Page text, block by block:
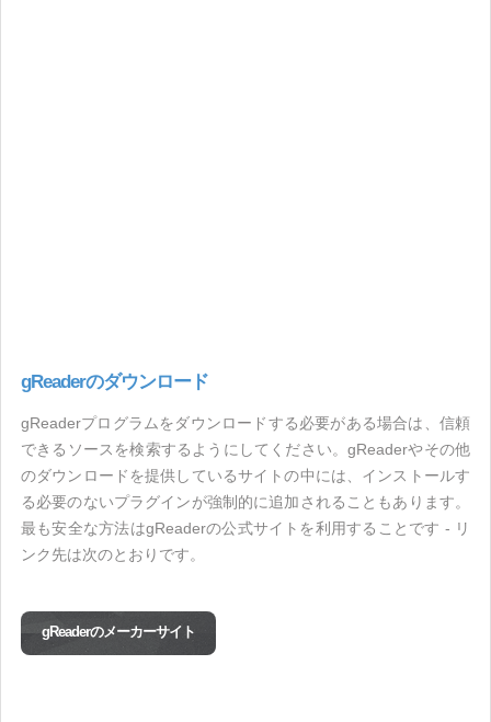
gReaderのダウンロード
gReaderプログラムをダウンロードする必要がある場合は、信頼
できるソースを検索するようにしてください。gReaderやその他
のダウンロードを提供しているサイトの中には、インストールす
る必要のないプラグインが強制的に追加されることもあります。
最も安全な方法はgReaderの公式サイトを利用することです - リ
ンク先は次のとおりです。
gReaderのメーカーサイト